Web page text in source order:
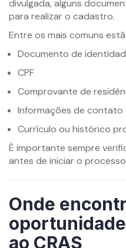
divulgada, alguns
para realizar o cadastro.
Entre os mais comuns
Documento de
CPF
Comprovante de
Informações de contato
Currículo ou histórico
É importante sempre
antes de iniciar o
Onde
ao CRAS